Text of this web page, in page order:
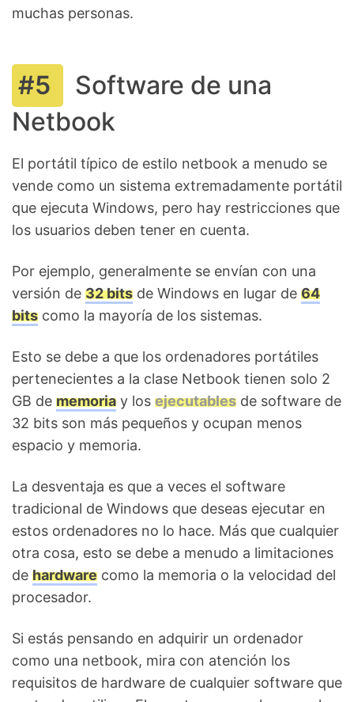
muchas personas.
Software de una
Netbook
El portátil típico de estilo netbook a menudo se
vende como un sistema extremadamente portátil
que ejecuta Windows, pero hay restricciones que
los usuarios deben tener en cuenta.
Por ejemplo, generalmente se envían con una
versión de 32 bits de Windows en lugar de 64
bits como la mayoría de los sistemas.
Esto se debe a que los ordenadores portátiles
pertenecientes a la clase Netbook tienen solo 2
GB de memoria y los ejecutables de software de
32 bits son más pequeños y ocupan menos
espacio y memoria.
La desventaja es que a veces el software
tradicional de Windows que deseas ejecutar en
estos ordenadores no lo hace. Más que cualquier
otra cosa, esto se debe a menudo a limitaciones
de hardware como la memoria o la velocidad del
procesador.
Si estás pensando en adquirir un ordenador
como una netbook, mira con atención los
requisitos de hardware de cualquier software que